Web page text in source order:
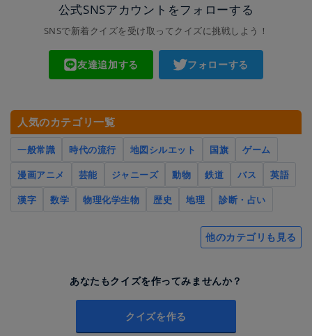
公式SNSアカウントをフォローする
SNSで新着クイズを受け取ってクイズに挑戦しよう！
友達追加する フォローする
人気のカテゴリ一覧
一般常識 時代の流行 地図シルエット 国旗
ゲーム
漫画アニメ
芸能 ジャニーズ 動物 鉄道 バス
英語
漢字
数学 物理化学生物 歴史 地理 診断・占い
他のカテゴリも見る
あなたもクイズを作ってみませんか？
クイズを作る